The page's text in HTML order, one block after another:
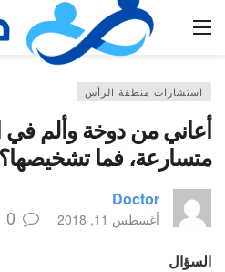
استشارات منطقة الرأس
أعاني من دوخة وألم
متسارعة، فما تشخيصها؟
Doctor
أغسطس 11, 2018 0
السؤال